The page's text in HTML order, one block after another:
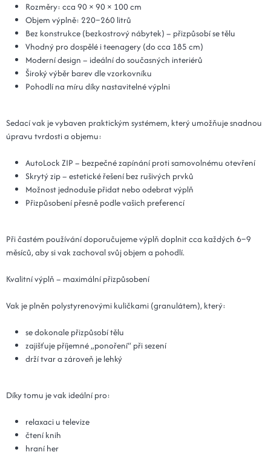
Rozměry: cca 90 × 90 × 100 cm
Objem výplně: 220–260 litrů
Bez konstrukce (bezkostrový nábytek) – přizpůsobí se tělu
Vhodný pro dospělé i teenagery (do cca 185 cm)
Moderní design – ideální do současných interiérů
Široký výběr barev dle vzorkovníku
Pohodlí na míru díky nastavitelné výplni
Sedací vak je vybaven praktickým systémem, který umožňuje snadnou
úpravu tvrdosti a objemu:
AutoLock ZIP – bezpečné zapínání proti samovolnému otevření
Skrytý zip – estetické řešení bez rušivých prvků
Možnost jednoduše přidat nebo odebrat výplň
Přizpůsobení přesně podle vašich preferencí
Při častém používání doporučujeme výplň doplnit cca každých 6–9
měsíců, aby si vak zachoval svůj objem a pohodlí.
Kvalitní výplň – maximální přizpůsobení
Vak je plněn polystyrenovými kuličkami (granulátem), který:
se dokonale přizpůsobí tělu
zajišťuje příjemné „ponoření“ při sezení
drží tvar a zároveň je lehký
Díky tomu je vak ideální pro:
relaxaci u televize
čtení knih
hraní her